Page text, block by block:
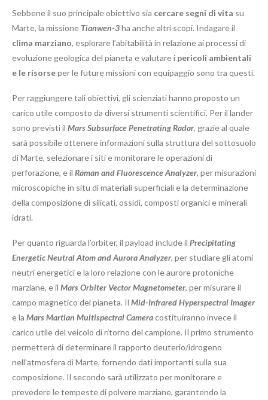
Sebbene il suo principale obiettivo sia cercare segni di vita su
Marte, la missione Tianwen-3ha anche altri scopi. Indagare il
clima marziano, esplorare l’abitabilità in relazione ai processi di
evoluzione geologica del pianeta e valutare i pericoli ambientali
e le risorseper le future missioni con equipaggio sono tra questi.
Per raggiungere tali obiettivi, gli scienziati hanno proposto un
carico utile composto da diversi strumenti scientifici. Per il lander
sono previsti il Mars Subsurface Penetrating Radar, grazie al quale
sarà possibile ottenere informazioni sulla struttura del sottosuolo
di Marte, selezionare i siti e monitorare le operazioni di
perforazione, e il Raman and Fluorescence Analyzer, per misurazioni
microscopiche in situ di materiali superficiali e la determinazione
della composizione di silicati, ossidi, composti organici e minerali
idrati.
Per quanto riguarda l’orbiter, il payload include il Precipitating
Energetic Neutral Atom and Aurora Analyzer, per studiare gli atomi
neutri energetici e la loro relazione con le aurore protoniche
marziane, e il Mars Orbiter Vector Magnetometer, per misurare il
campo magnetico del pianeta. Il Mid-Infrared Hyperspectral Imager
e la Mars Martian Multispectral Cameracostituiranno invece il
carico utile del veicolo di ritorno del campione. Il primo strumento
permetterà di determinare il rapporto deuterio/idrogeno
nell’atmosfera di Marte, fornendo dati importanti sulla sua
composizione. Il secondo sarà utilizzato per monitorare e
prevedere le tempeste di polvere marziane, garantendo la